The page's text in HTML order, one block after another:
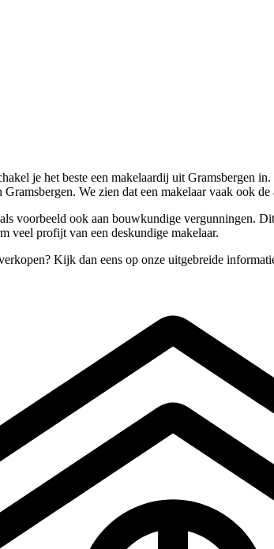
je het beste een makelaardij uit Gramsbergen
We zien dat een makelaar vaak ook
voorbeeld ook aan bouwkundige vergunningen.
veel profijt van een deskundige makelaar.
Kijk dan eens op onze uitgebreide